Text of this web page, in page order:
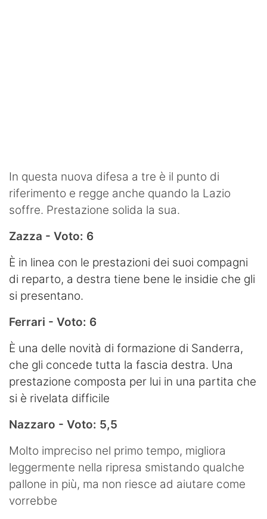
In questa nuova difesa a tre è il punto di
riferimento e regge anche quando la Lazio
soffre. Prestazione solida la sua.
Zazza - Voto: 6
È in linea con le prestazioni dei suoi compagni
di reparto, a destra tiene bene le insidie che gli
si presentano.
Ferrari - Voto: 6
È una delle novità di formazione di Sanderra,
che gli concede tutta la fascia destra. Una
prestazione composta per lui in una partita che
si è rivelata difficile
Nazzaro - Voto: 5,5
Molto impreciso nel primo tempo, migliora
leggermente nella ripresa smistando qualche
pallone in più, ma non riesce ad aiutare come
vorrebbe